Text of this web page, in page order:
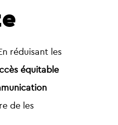
réduisant les
équitable
de les